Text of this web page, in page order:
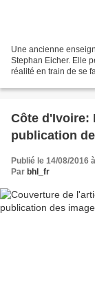
Une ancienne
Stephan Eicher. Elle
réalité en train de se
Côte d'Ivoire:
publication
Publié le 14/08/2016
Par bhl_fr